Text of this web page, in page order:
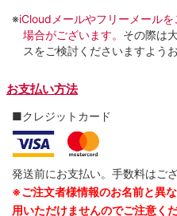
※iCloudメールやフリーメール
場合がございます。 その際は
スをご検討くださいますよう
お支払い方法
■クレジットカード
発送前にお支払い。手数料はござ
※ご注文者様情報のお名前と異
用いただけませんのでご注意くだ